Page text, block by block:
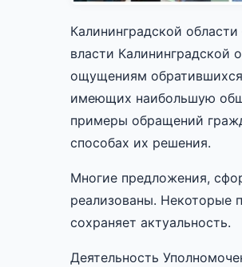
Калининградской
власти
ощущениям
имеющих наибольшую
примеры обращений
способах их решения.
Многие предложения,
реализованы. Некоторые
сохраняет актуальность.
Деятельность